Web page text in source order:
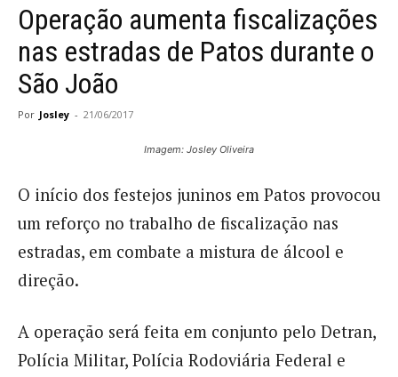
Operação aumenta fiscalizações
nas estradas de Patos durante o
São João
Por Josley - 21/06/2017
Imagem: Josley Oliveira
O início dos festejos juninos em Patos provocou
um reforço no trabalho de fiscalização nas
estradas, em combate a mistura de álcool e
direção.
A operação será feita em conjunto pelo Detran,
Polícia Militar, Polícia Rodoviária Federal e